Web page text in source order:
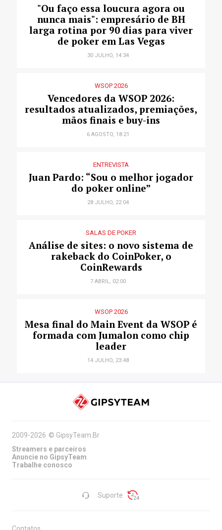
"Ou faço essa loucura agora ou
nunca mais": empresário de BH
larga rotina por 90 dias para viver
de poker em Las Vegas
30 JULHO, 14:34
WSOP 2026
Vencedores da WSOP 2026:
resultados atualizados, premiações,
mãos finais e buy-ins
6 AGOSTO, 18:21
ENTREVISTA
Juan Pardo: “Sou o melhor jogador
do poker online”
28 JULHO, 22:04
SALAS DE POKER
Análise de sites: o novo sistema de
rakeback do CoinPoker, o
CoinRewards
7 ABRIL, 02:00
WSOP 2026
Mesa final do Main Event da WSOP é
formada com Jumalon como chip
leader
14 JULHO, 23:48
Suporte
2009-2026 © GipsyTeam.Br
Streamers e parceiros
Anuncie no GipsyTeam
Trabalhe conosco